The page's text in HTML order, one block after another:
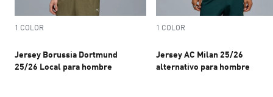
1 COLOR
Jersey Borussia Dortmund
25/26 Local para hombre
1 COLOR
Jersey AC Milan 25/26
alternativo para hombre